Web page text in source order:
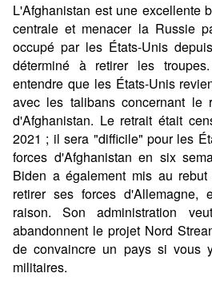
L'Afghanistan est une excellente
centrale et menacer la Russie
occupé par les États-Unis
déterminé à retirer les
entendre que les États-Unis
avec les talibans concernant le
d'Afghanistan. Le retrait était
2021 ; il sera "difficile" pour les
forces d'Afghanistan en six
Biden a également mis au
retirer ses forces
raison. Son administration
abandonnent le projet Nord
de convaincre un pays si vous
militaires.